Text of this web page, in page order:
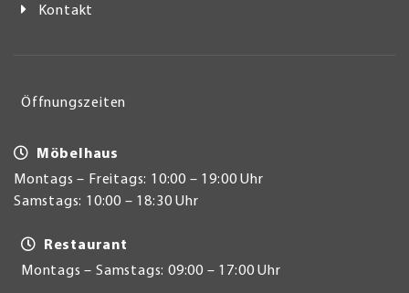
Kontakt
Öffnungszeiten
Möbelhaus
Montags – Freitags: 10:00 – 19:00 Uhr
Samstags: 10:00 – 18:30 Uhr
Restaurant
Montags – Samstags: 09:00 – 17:00 Uhr